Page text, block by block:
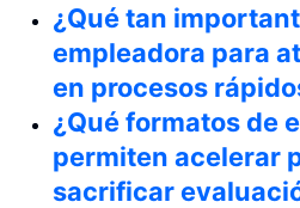
¿Qué tan
empleadora para
en procesos
¿Qué formatos de
permiten acelerar
sacrificar